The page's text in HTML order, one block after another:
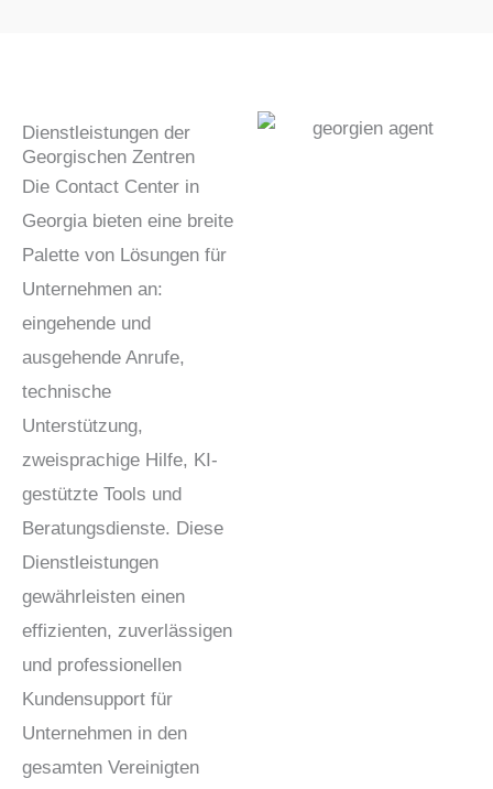
Dienstleistungen der
Georgischen Zentren
Die Contact Center in
Georgia bieten eine breite
Palette von Lösungen für
Unternehmen an:
eingehende und
ausgehende Anrufe,
technische
Unterstützung,
zweisprachige Hilfe, KI-
gestützte Tools und
Beratungsdienste. Diese
Dienstleistungen
gewährleisten einen
effizienten, zuverlässigen
und professionellen
Kundensupport für
Unternehmen in den
gesamten Vereinigten